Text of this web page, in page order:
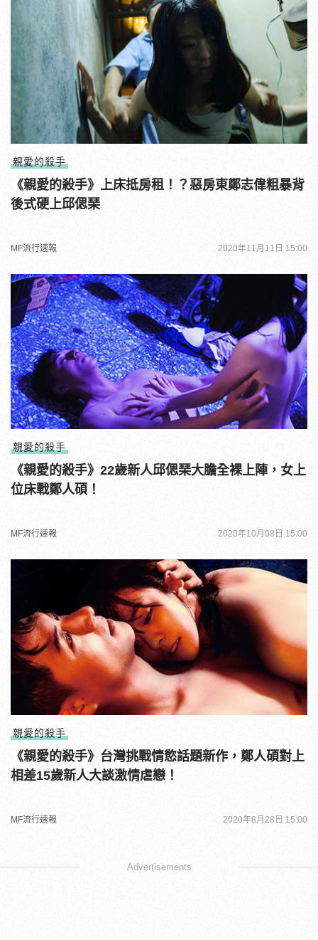
親愛的殺手
《親愛的殺手》上床抵房租！？惡房東鄭志偉粗暴背
後式硬上邱偲琹
MF流行速報 2020年11月11日 15:00
親愛的殺手
《親愛的殺手》22歲新人邱偲琹大膽全裸上陣，女上
位床戰鄭人碩！
MF流行速報 2020年10月08日 15:00
親愛的殺手
《親愛的殺手》台灣挑戰情慾話題新作，鄭人碩對上
相差15歲新人大談激情虐戀！
MF流行速報 2020年8月28日 15:00
Advertisements